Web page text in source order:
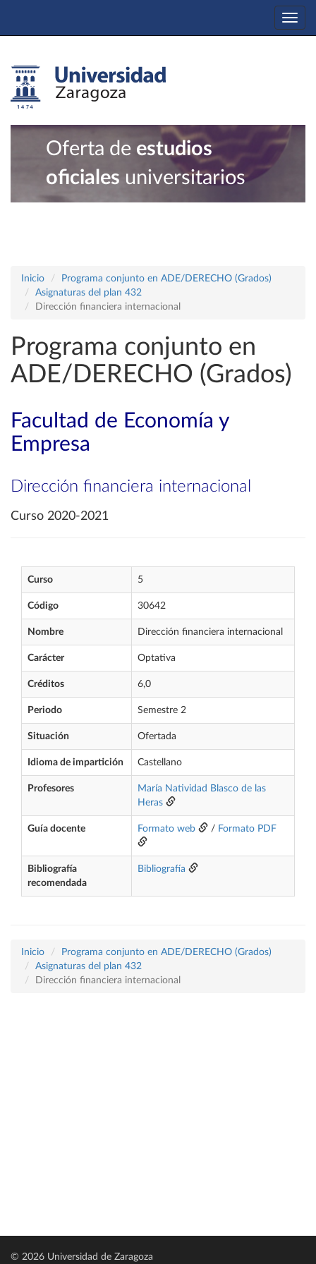
Oferta de estudios
oficiales universitarios
Inicio
Programa conjunto en ADE/DERECHO (Grados)
Asignaturas del plan 432
Dirección financiera internacional
Programa conjunto en
ADE/DERECHO (Grados)
Facultad de Economía y
Empresa
Dirección financiera internacional
Curso 2020-2021
Curso 5
Código 30642
Nombre Dirección financiera internacional
Carácter Optativa
Créditos 6,0
Periodo Semestre 2
Situación Ofertada
Idioma de impartición Castellano
Profesores
María Natividad Blasco de las
Heras
Guía docente Formato web / Formato PDF
Bibliografía
recomendada
Bibliografía
Inicio
Programa conjunto en ADE/DERECHO (Grados)
Asignaturas del plan 432
Dirección financiera internacional
© 2026 Universidad de Zaragoza